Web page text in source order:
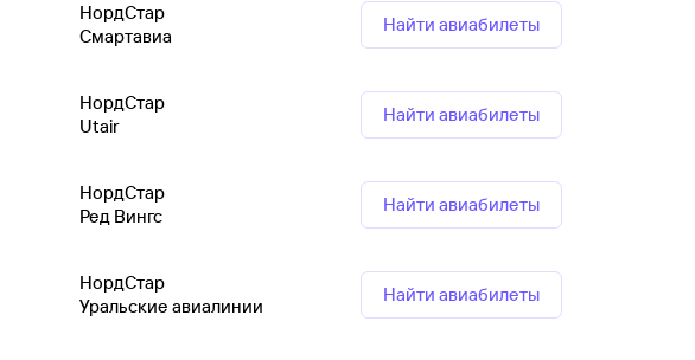
НордСтар
Смартавиа
Найти авиабилеты
НордСтар
Utair
Найти авиабилеты
НордСтар
Ред Вингс
Найти авиабилеты
НордСтар
Уральские авиалинии
Найти авиабилеты